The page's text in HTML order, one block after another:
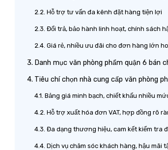
Hỗ trợ tư vấn đa kênh đặt hàng tiện lợi
Đổi trả, bảo hành linh hoạt, chính sách
Giá rẻ, nhiều ưu đãi cho đơn hàng lớn
Danh mục văn phòng phẩm quận 6 bán
Tiêu chí chọn nhà cung cấp văn phòng
Bảng giá minh bạch, chiết khấu nhiều
Hỗ trợ xuất hóa đơn VAT, hợp đồng rõ
Đa dạng thương hiệu, cam kết kiểm tra
Dịch vụ chăm sóc khách hàng, hậu mãi